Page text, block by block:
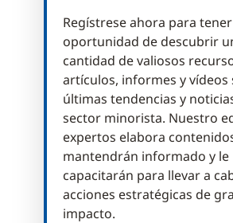
Regístrese ahora para
oportunidad de descubrir
cantidad de valiosos
artículos, informes y vídeos
últimas tendencias y
sector minorista. Nuestro
expertos elabora
mantendrán informado y le
capacitarán para llevar a
acciones estratégicas de
impacto.